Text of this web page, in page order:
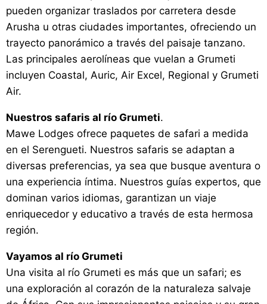
pueden organizar traslados por carretera desde
Arusha u otras ciudades importantes, ofreciendo un
trayecto panorámico a través del paisaje tanzano.
Las principales aerolíneas que vuelan a Grumeti
incluyen Coastal, Auric, Air Excel, Regional y Grumeti
Air.
Nuestros safaris al río Grumeti.
Mawe Lodges ofrece paquetes de safari a medida
en el Serengueti. Nuestros safaris se adaptan a
diversas preferencias, ya sea que busque aventura o
una experiencia íntima. Nuestros guías expertos, que
dominan varios idiomas, garantizan un viaje
enriquecedor y educativo a través de esta hermosa
región.
Vayamos al río Grumeti
Una visita al río Grumeti es más que un safari; es
una exploración al corazón de la naturaleza salvaje